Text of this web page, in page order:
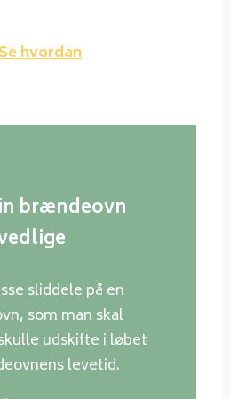
hvordan
brændeovn
sliddele på en
som man skal
udskifte i løbet
levetid.